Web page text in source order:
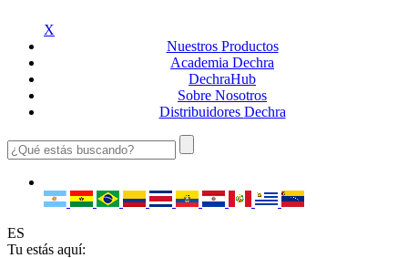
X
Nuestros Productos
Academia Dechra
DechraHub
Sobre Nosotros
Distribuidores Dechra
ES
Tu estás aquí: